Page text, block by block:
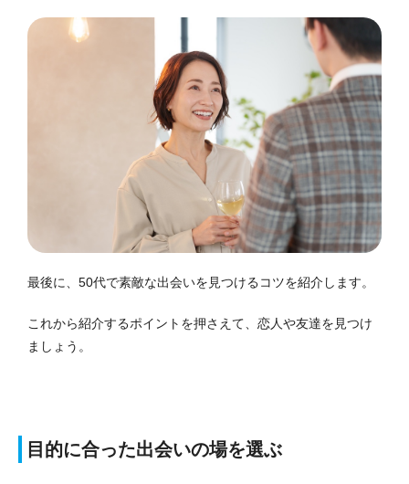
最後に、50代で素敵な出会いを見つけるコツを紹介します。
これから紹介するポイントを押さえて、恋人や友達を見つけ
ましょう。
目的に合った出会いの場を選ぶ